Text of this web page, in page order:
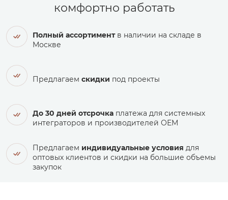
комфортно работать
Полный ассортиментв наличии на складе в
Москве
Предлагаем скидки под проекты
До 30 дней отсрочка платежа для системных
интеграторов и производителей ОЕМ
Предлагаем индивидуальные условия для
оптовых клиентов и скидки на большие объемы
закупок